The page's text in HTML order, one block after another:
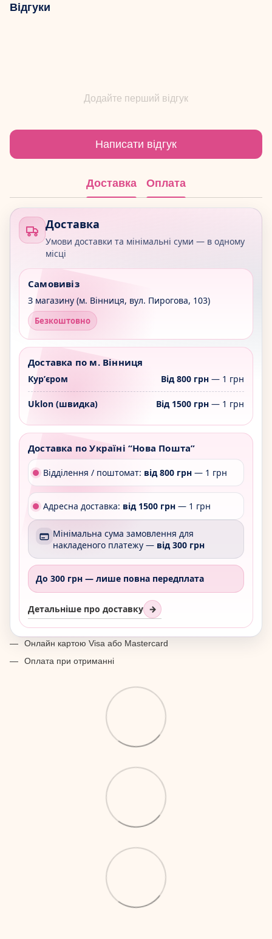
Відгуки
Додайте перший відгук
Написати відгук
Доставка Оплата
Доставка
Умови доставки та мінімальні суми — в одному
місці
Самовивіз
З магазину (м. Вінниця, вул. Пирогова, 103)
Безкоштовно
Доставка по м. Вінниця
Курʼєром Від 800 грн— 1 грн
Uklon (швидка) Від 1500 грн— 1 грн
Доставка по Україні “Нова Пошта”
Відділення / поштомат: від 800 грн — 1 грн
Адресна доставка: від 1500 грн — 1 грн
Мінімальна сума замовлення для
накладеного платежу — від 300 грн
До 300 грн — лише повна передплата
Детальніше про доставку →
Онлайн картою Visa або Mastercard
Оплата при отриманні